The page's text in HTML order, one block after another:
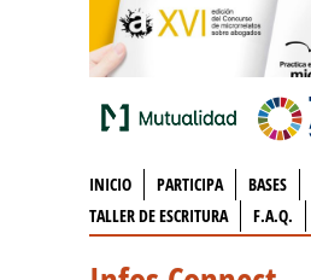
INICIO PARTICIPA BASES
TALLER DE ESCRITURA
F.A.Q.